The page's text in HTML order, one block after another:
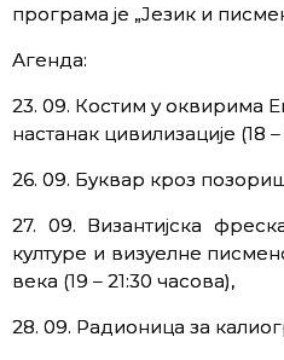
програма је „Језик и
Агенда:
23. 09. Костим у оквирима
настанак цивилизације (18
26. 09. Буквар кроз
27. 09. Византијска
културе и визуелне
века (19 – 21:30 часова),
28. 09. Радионица за